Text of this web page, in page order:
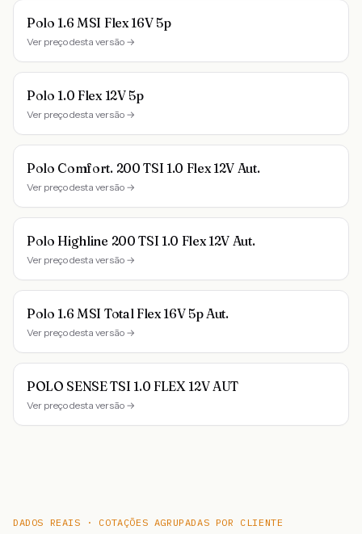
Polo 1.6 MSI Flex 16V 5p
Ver preço desta versão →
Polo 1.0 Flex 12V 5p
Ver preço desta versão →
Polo Comfort. 200 TSI 1.0 Flex 12V Aut.
Ver preço desta versão →
Polo Highline 200 TSI 1.0 Flex 12V Aut.
Ver preço desta versão →
Polo 1.6 MSI Total Flex 16V 5p Aut.
Ver preço desta versão →
POLO SENSE TSI 1.0 FLEX 12V AUT
Ver preço desta versão →
DADOS REAIS · COTAÇÕES AGRUPADAS POR CLIENTE